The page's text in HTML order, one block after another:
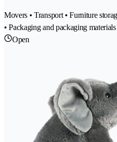
Movers • Transport • Furniture
• Packaging and packaging
Open